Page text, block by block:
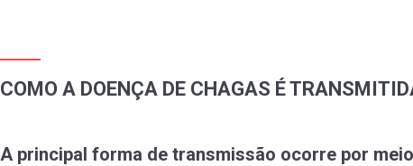
COMO A DOENÇA DE CHAGAS É
A principal forma de transmissão ocorre por